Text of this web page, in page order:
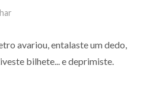
avariou, entalaste um dedo,
bilhete... e deprimiste.